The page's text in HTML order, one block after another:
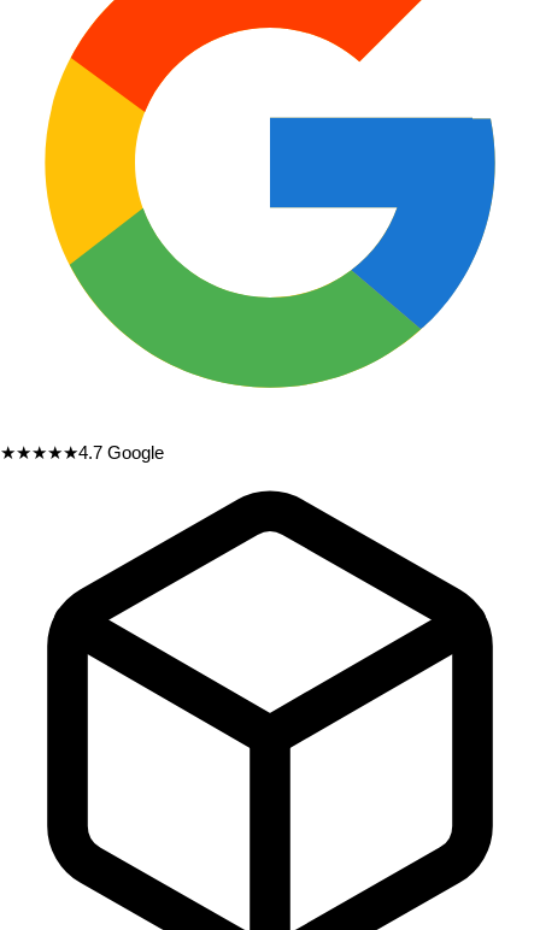
★★★★★4.7 Google